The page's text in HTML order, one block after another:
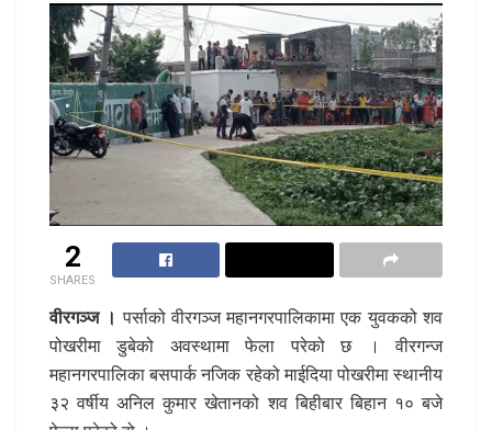
2
SHARES
वीरगञ्ज । पर्साको वीरगञ्ज महानगरपालिकामा एक युवकको शव
पोखरीमा डुबेको अवस्थामा फेला परेको छ । वीरगन्ज
महानगरपालिका बसपार्क नजिक रहेको माईदिया पोखरीमा स्थानीय
३२ वर्षीय अनिल कुमार खेतानको शव बिहीबार बिहान १० बजे